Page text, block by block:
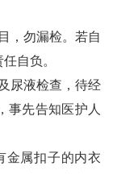
，勿漏检。若自
自负。
尿液检查，待经
事先告知医护人
金属扣子的内衣